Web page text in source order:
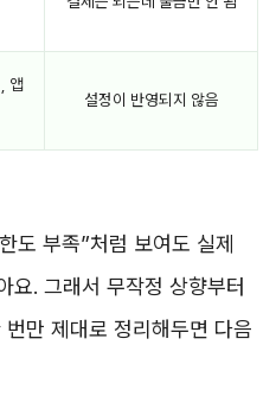
앱
설정이 반영되지 않음
도 부족”처럼 보여도 실제
요. 그래서 무작정 상향부터
만 제대로 정리해두면 다음